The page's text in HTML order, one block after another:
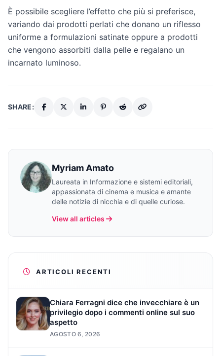
È possibile scegliere l’effetto che più si preferisce,
variando dai prodotti perlati che donano un riflesso
uniforme a formulazioni satinate oppure a prodotti
che vengono assorbiti dalla pelle e regalano un
incarnato luminoso.
SHARE:
Myriam Amato
Laureata in Informazione e sistemi editoriali,
appassionata di cinema e musica e amante
delle notizie di nicchia e di quelle curiose.
View all articles
ARTICOLI RECENTI
Chiara Ferragni dice che invecchiare è un
privilegio dopo i commenti online sul suo
aspetto
AGOSTO 6, 2026